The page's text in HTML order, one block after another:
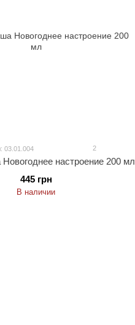
03.01.004 2
настроение 200 мл
445 грн
В наличии